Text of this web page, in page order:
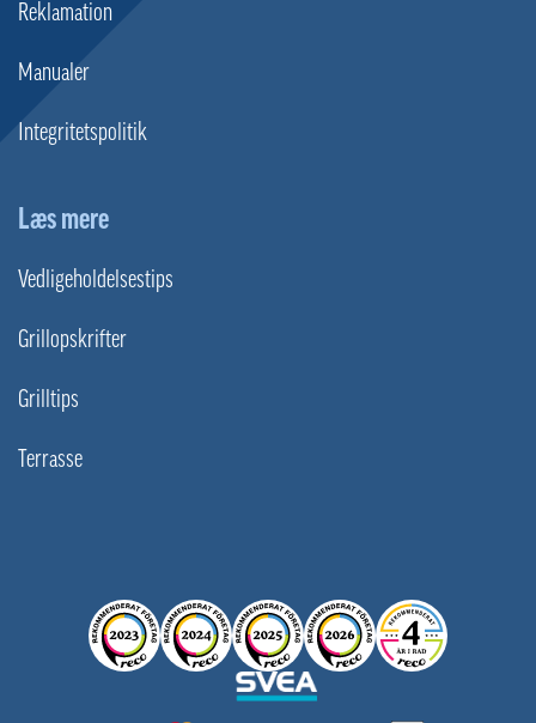
Reklamation
Manualer
Integritetspolitik
Læs mere
Vedligeholdelsestips
Grillopskrifter
Grilltips
Terrasse